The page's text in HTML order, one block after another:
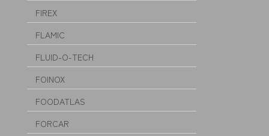
FIREX
FLAMIC
FLUID-O-TECH
FOINOX
FOODATLAS
FORCAR